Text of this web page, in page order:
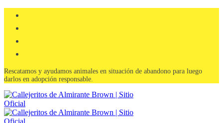
Rescatamos y ayudamos animales en situación de abandono para luego
darlos en adopción responsable.